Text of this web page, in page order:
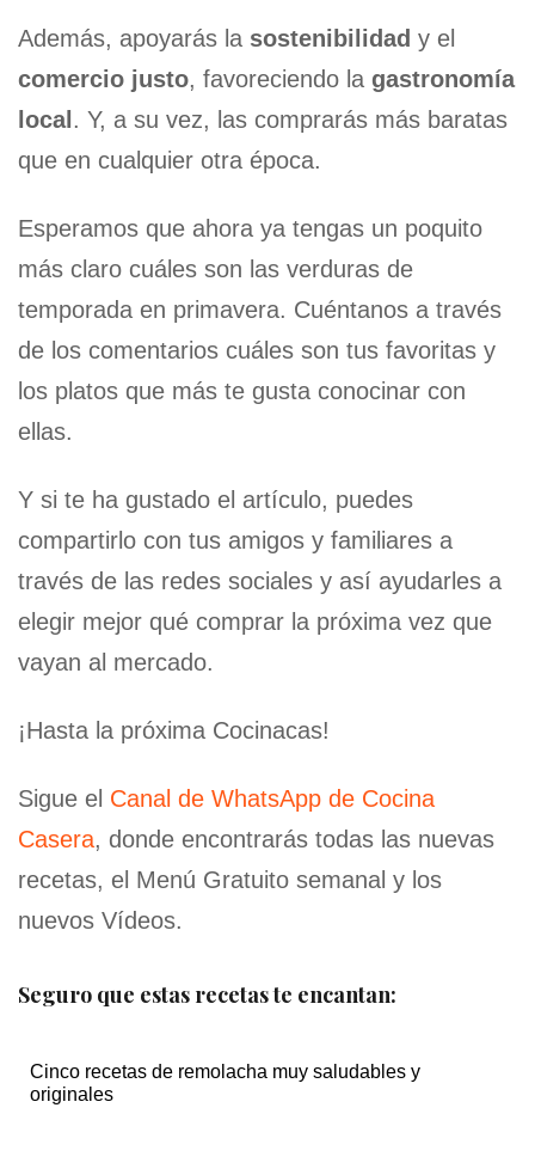
Además, apoyarás la sostenibilidad y el
comercio justo, favoreciendo la gastronomía
local . Y, a su vez, las comprarás más baratas
que en cualquier otra época.
Esperamos que ahora ya tengas un poquito
más claro cuáles son las verduras de
temporada en primavera. Cuéntanos a través
de los comentarios cuáles son tus favoritas y
los platos que más te gusta conocinar con
ellas.
Y si te ha gustado el artículo, puedes
compartirlo con tus amigos y familiares a
través de las redes sociales y así ayudarles a
elegir mejor qué comprar la próxima vez que
vayan al mercado.
¡Hasta la próxima Cocinacas!
Sigue el Canal de WhatsApp de Cocina
Casera, donde encontrarás todas las nuevas
recetas, el Menú Gratuito semanal y los
nuevos Vídeos.
Seguro que estas recetas te encantan:
Cinco recetas de remolacha muy saludables y
originales